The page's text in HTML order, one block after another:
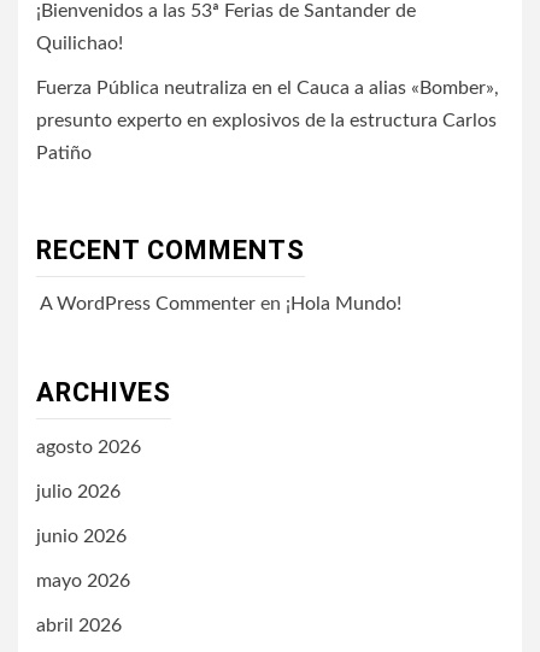
¡Bienvenidos a las 53ª Ferias de Santander de
Quilichao!
Fuerza Pública neutraliza en el Cauca a alias «Bomber»,
presunto experto en explosivos de la estructura Carlos
Patiño
RECENT COMMENTS
A WordPress Commenter en ¡Hola Mundo!
ARCHIVES
agosto 2026
julio 2026
junio 2026
mayo 2026
abril 2026